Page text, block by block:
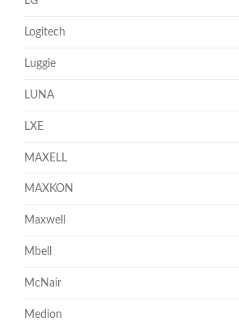
Logitech
Luggie
LUNA
LXE
MAXELL
MAXKON
Maxwell
Mbell
McNair
Medion